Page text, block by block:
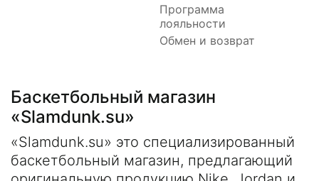
Программа
лояльности
Обмен и возврат
Баскетбольный магазин
«Slamdunk.su»
«Slamdunk.su» это специализированный
баскетбольный магазин, предлагающий